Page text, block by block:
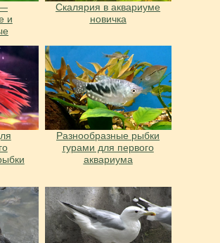
и
Скалярия в аквариуме
новичка
Разнообразные рыбки
гурами для первого
аквариума